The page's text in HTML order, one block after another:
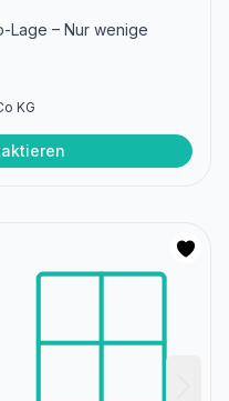
Lage – Nur wenige
KG